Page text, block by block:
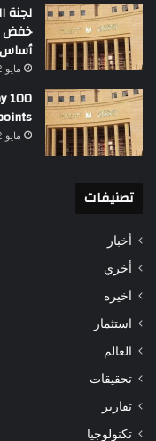
لجنة
أساس
مايو 22, 2025
100
مايو 22, 2025
تصنيفات
أخبار
أخري
اخيره
استثمار
العالم
تحقيقات
تقارير
تكنولوجيا